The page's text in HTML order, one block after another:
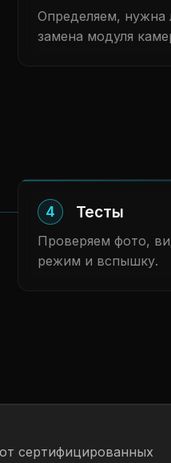
Определяем, нужна
замена модуля
4 Тесты
Проверяем фото,
режим и вспышку.
сертифицированных